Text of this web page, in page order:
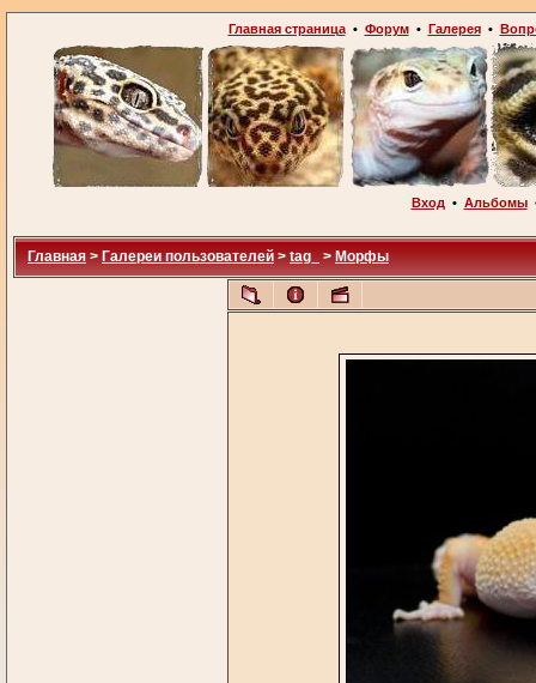
Главная страница• Форум• Галерея•
Вход • Альбомы
Главная > Галереи пользователей > tag_ > Морфы